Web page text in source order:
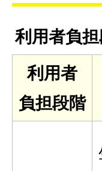
利用者負
利用者
負担段階